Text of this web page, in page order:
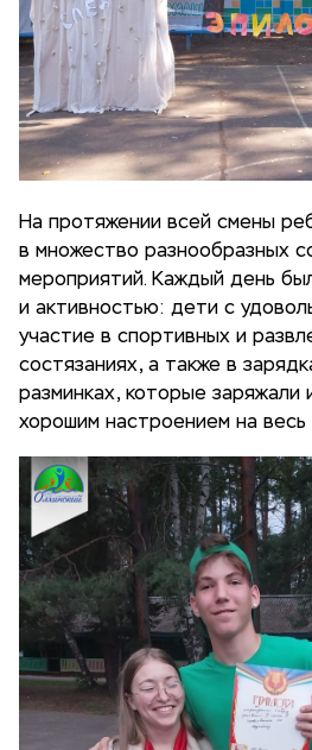
На протяжении всей смены
в множество разнообразных
мероприятий. Каждый день
и активностью: дети с
участие в спортивных и
состязаниях, а также в
разминках, которые заряжали
хорошим настроением на весь